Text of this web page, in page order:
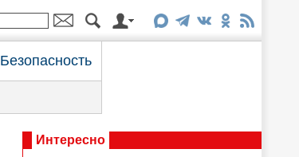
Безопасность
Интересно